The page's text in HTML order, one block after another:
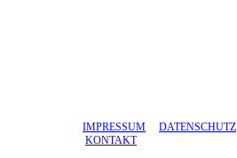
IMPRESSUM DATENSCHUTZ
KONTAKT